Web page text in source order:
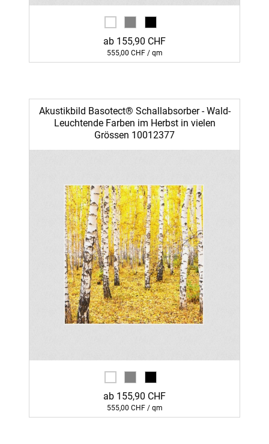
ab 155,90 CHF
555,00 CHF / qm
Akustikbild Basotect® Schallabsorber - Wald-
Leuchtende Farben im Herbst in vielen
Grössen 10012377
ab 155,90 CHF
555,00 CHF / qm